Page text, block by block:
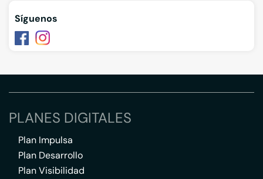
Síguenos
PLANES DIGITALES
Plan Impulsa
Plan Desarrollo
Plan Visibilidad